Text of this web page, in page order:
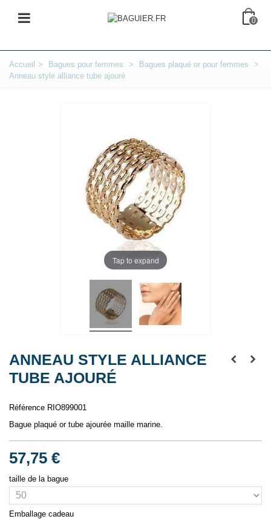
0
Accueil > Bagues pour femmes > Bagues plaqué or pour femmes
>
Anneau style alliance tube ajouré
Tap to expand
ANNEAU STYLE ALLIANCE
TUBE AJOURÉ
Référence RIO899001
Bague plaqué or tube ajourée maille marine.
57,75 €
taille de la bague
Emballage cadeau